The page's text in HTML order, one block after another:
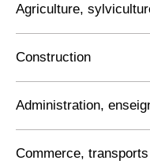
Agriculture,
Construction
Administration,
Commerce,